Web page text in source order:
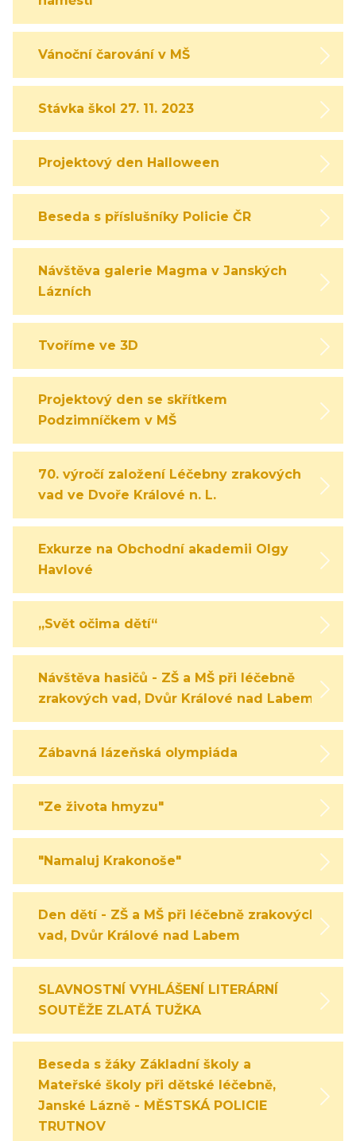
Vánoční čarování v MŠ
Stávka škol 27. 11. 2023
Projektový den Halloween
Beseda s příslušníky Policie ČR
Návštěva galerie Magma v Janských
Lázních
Tvoříme ve 3D
Projektový den se skřítkem
Podzimníčkem v MŠ
70. výročí založení Léčebny zrakových
vad ve Dvoře Králové n. L.
Exkurze na Obchodní akademii Olgy
Havlové
„Svět očima dětí“
Návštěva hasičů - ZŠ a MŠ při léčebně
zrakových vad, Dvůr Králové nad Labem
Zábavná lázeňská olympiáda
"Ze života hmyzu"
"Namaluj Krakonoše"
Den dětí - ZŠ a MŠ při léčebně zrakových
vad, Dvůr Králové nad Labem
SLAVNOSTNÍ VYHLÁŠENÍ LITERÁRNÍ
SOUTĚŽE ZLATÁ TUŽKA
Beseda s žáky Základní školy a
Mateřské školy při dětské léčebně,
Janské Lázně - MĚSTSKÁ POLICIE
TRUTNOV